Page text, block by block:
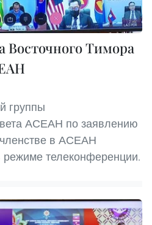
Восточного Тимора
группы
АСЕАН по заявлению
в АСЕАН
телеконференции.